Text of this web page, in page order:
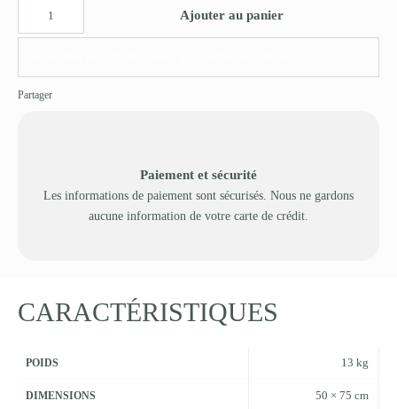
Ajouter au panier
Partager
Paiement et sécurité
Les informations de paiement sont sécurisés. Nous ne gardons
aucune information de votre carte de crédit.
CARACTÉRISTIQUES
POIDS 13 kg
DIMENSIONS 50 × 75 cm